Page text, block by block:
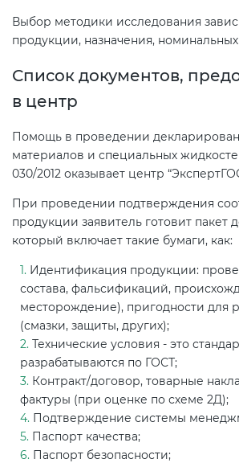
Выбор методики исследования
продукции, назначения, номинальных
Список документов,
в центр
Помощь в проведении
материалов и специальных
030/2012 оказывает центр
При проведении подтверждения
продукции заявитель готовит пакет
который включает такие бумаги, как:
Идентификация продукции:
состава, фальсификаций,
месторождение), пригодности для
(смазки, защиты, других);
Технические условия - это
разрабатываются по ГОСТ;
Контракт/договор, товарные
фактуры (при оценке по схеме 2Д);
Подтверждение системы
Паспорт качества;
Паспорт безопасности;